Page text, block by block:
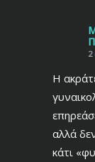
2
Η
αλλά
κάτι